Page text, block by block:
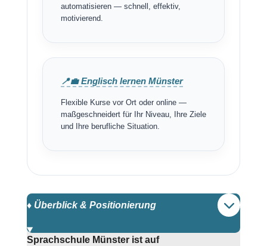
automatisieren — schnell, effektiv,
motivierend.
📍💼 Englisch lernen Münster
Flexible Kurse vor Ort oder online —
maßgeschneidert für Ihr Niveau, Ihre Ziele
und Ihre berufliche Situation.
♦️ Überblick & Positionierung
Sprachschule Münster ist auf